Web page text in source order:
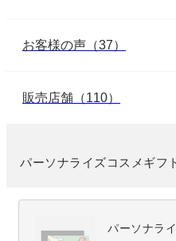
お客様の声（37）
販売店舗（110）
パーソナライズコスメギフ
パーソナラ